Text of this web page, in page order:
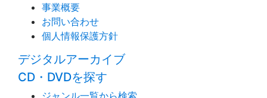
事業概要
お問い合わせ
個人情報保護方針
デジタルアーカイブ
CD・DVDを探す
ジャンル一覧から検索